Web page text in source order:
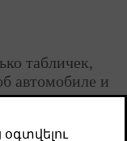
табличек,
автомобиле и